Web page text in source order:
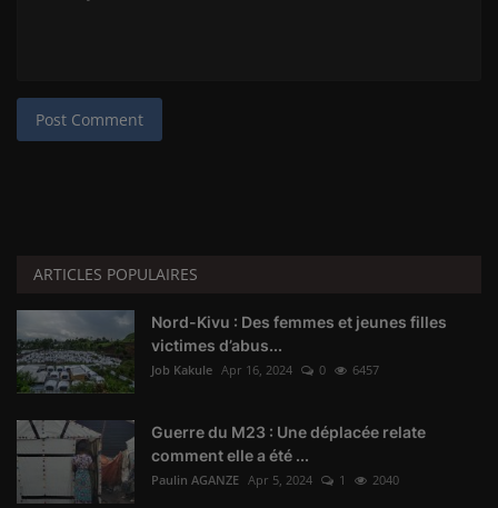
Post Comment
ARTICLES POPULAIRES
Nord-Kivu : Des femmes et jeunes filles
victimes d’abus...
Job Kakule Apr 16, 2024 0 6457
Guerre du M23 : Une déplacée relate
comment elle a été ...
Paulin AGANZE Apr 5, 2024 1 2040